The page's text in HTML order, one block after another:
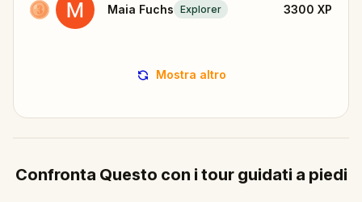
Maia Fuchs Explorer 3300 XP
Mostra altro
Confronta Questo con i tour guidati a piedi